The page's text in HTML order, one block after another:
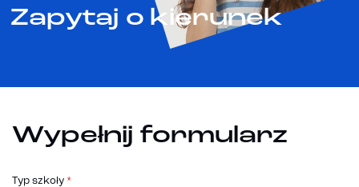
Zapytaj o kierunek
Wypełnij formularz
Typ szkoły *